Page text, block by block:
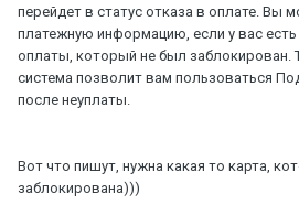
перейдет в статус отказа в оплате. Вы
платежную информацию, если у вас
оплаты, который не был заблокирован.
система позволит вам пользоваться
после неуплаты.
Вот что пишут, нужна какая то карта,
заблокирована)))